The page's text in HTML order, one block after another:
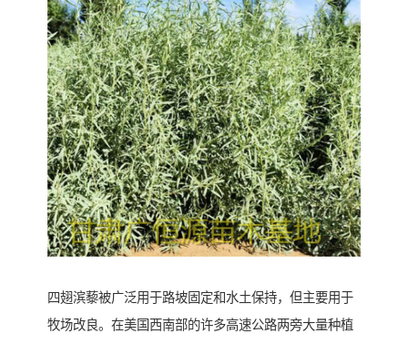
四翅滨藜被广泛用于路坡固定和水土保持，但主要用于
牧场改良。在美国西南部的许多高速公路两旁大量种植